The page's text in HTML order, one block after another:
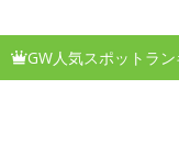
GW人気スポットラン